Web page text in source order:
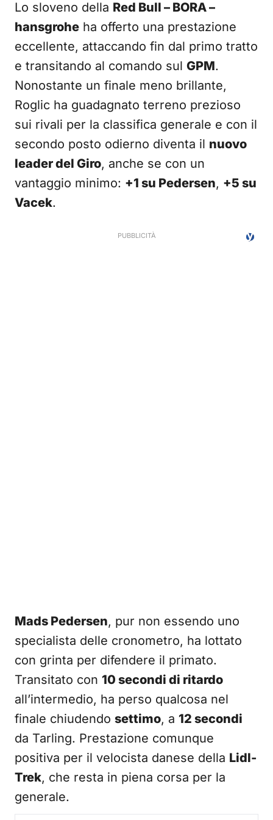
Lo sloveno della Red Bull – BORA –
hansgrohe ha offerto una prestazione
eccellente, attaccando fin dal primo tratto
e transitando al comando sul GPM.
Nonostante un finale meno brillante,
Roglic ha guadagnato terreno prezioso
sui rivali per la classifica generale e con il
secondo posto odierno diventa il nuovo
leader del Giro, anche se con un
vantaggio minimo: +1 su Pedersen, +5 su
Vacek.
Mads Pedersen, pur non essendo uno
specialista delle cronometro, ha lottato
con grinta per difendere il primato.
Transitato con 10 secondi di ritardo
all’intermedio, ha perso qualcosa nel
finale chiudendo settimo, a 12 secondi
da Tarling. Prestazione comunque
positiva per il velocista danese della Lidl-
Trek, che resta in piena corsa per la
generale.